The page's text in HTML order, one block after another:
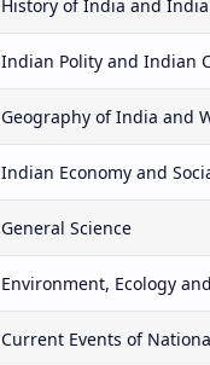
History of India and
Indian Polity and Indian
Geography of India and
Indian Economy and
General Science
Environment, Ecology
Current Events of